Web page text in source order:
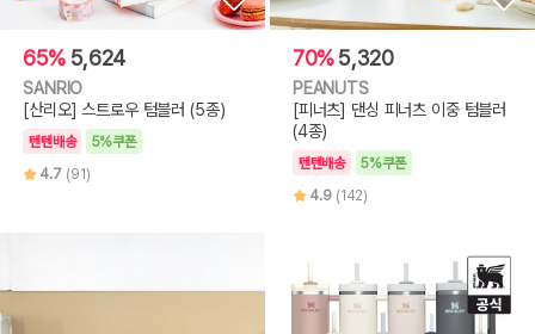
65% 5,624
SANRIO
[산리오] 스트로우 텀블러 (5종)
텐텐배송
5%쿠폰
4.7 (91)
70%5,320
PEANUTS
[피너츠] 댄싱 피너츠 이중 텀블러
(4종)
텐텐배송
5%쿠폰
4.9 (142)